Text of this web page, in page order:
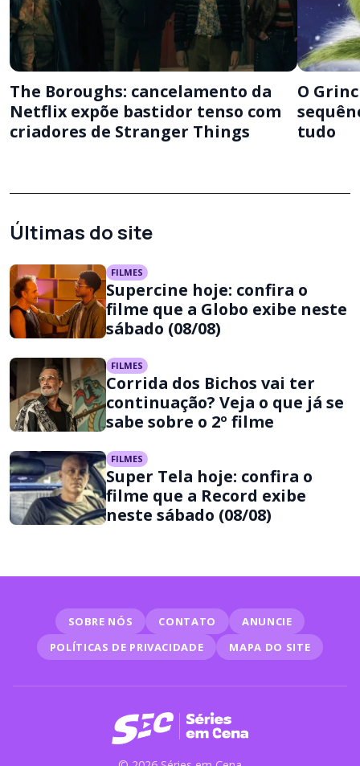
The Boroughs: cancelamento da
Netflix expõe bastidor tenso com
criadores de Stranger Things
O
tudo
Últimas do site
FILMES
Supercine hoje: confira o
filme que a Globo exibe neste
sábado (08/08)
FILMES
Corrida dos Bichos vai ter
continuação? Veja o que já se
sabe sobre o 2º filme
FILMES
Super Tela hoje: confira o
filme que a Record exibe
neste sábado (08/08)
SOBRE NÓS CONTATO
ANUNCIE
POLÍTICAS DE PRIVACIDADE
MAPA DO SITE